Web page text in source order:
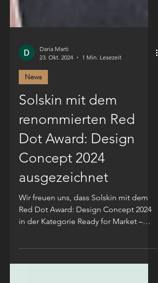
23. Okt. 2024
News
Solskin mit dem
renommierten Red
Dot Award: Design
Concept 2024
ausgezeichnet
Wir freuen uns, dass Solskin mit dem
Red Dot Award: Design Concept 2024
Heizung und Klimatisierung...